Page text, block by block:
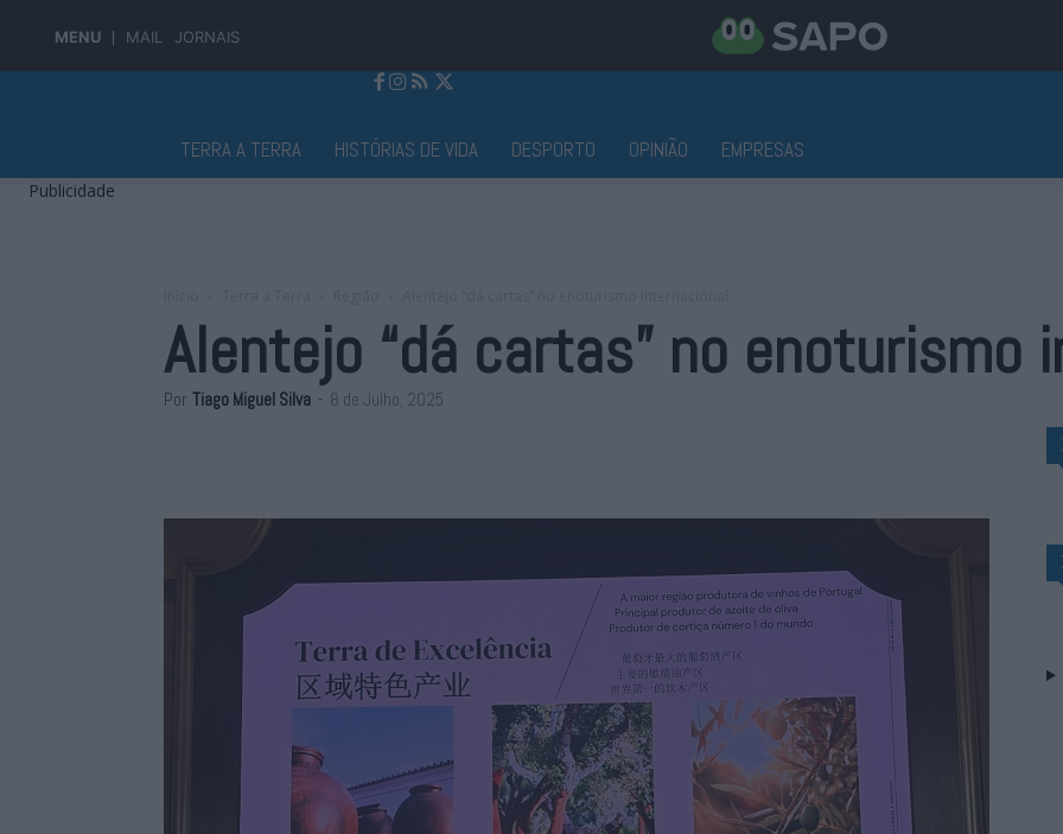
MENU MAIL JORNAIS
TERRA A TERRA HISTÓRIAS DE VIDA DESPORTO OPINIÃO EMPRESAS
Publicidade
Alentejo “dá cartas” no enoturismo
Por Tiago Miguel Silva - 8 de Julho, 2025